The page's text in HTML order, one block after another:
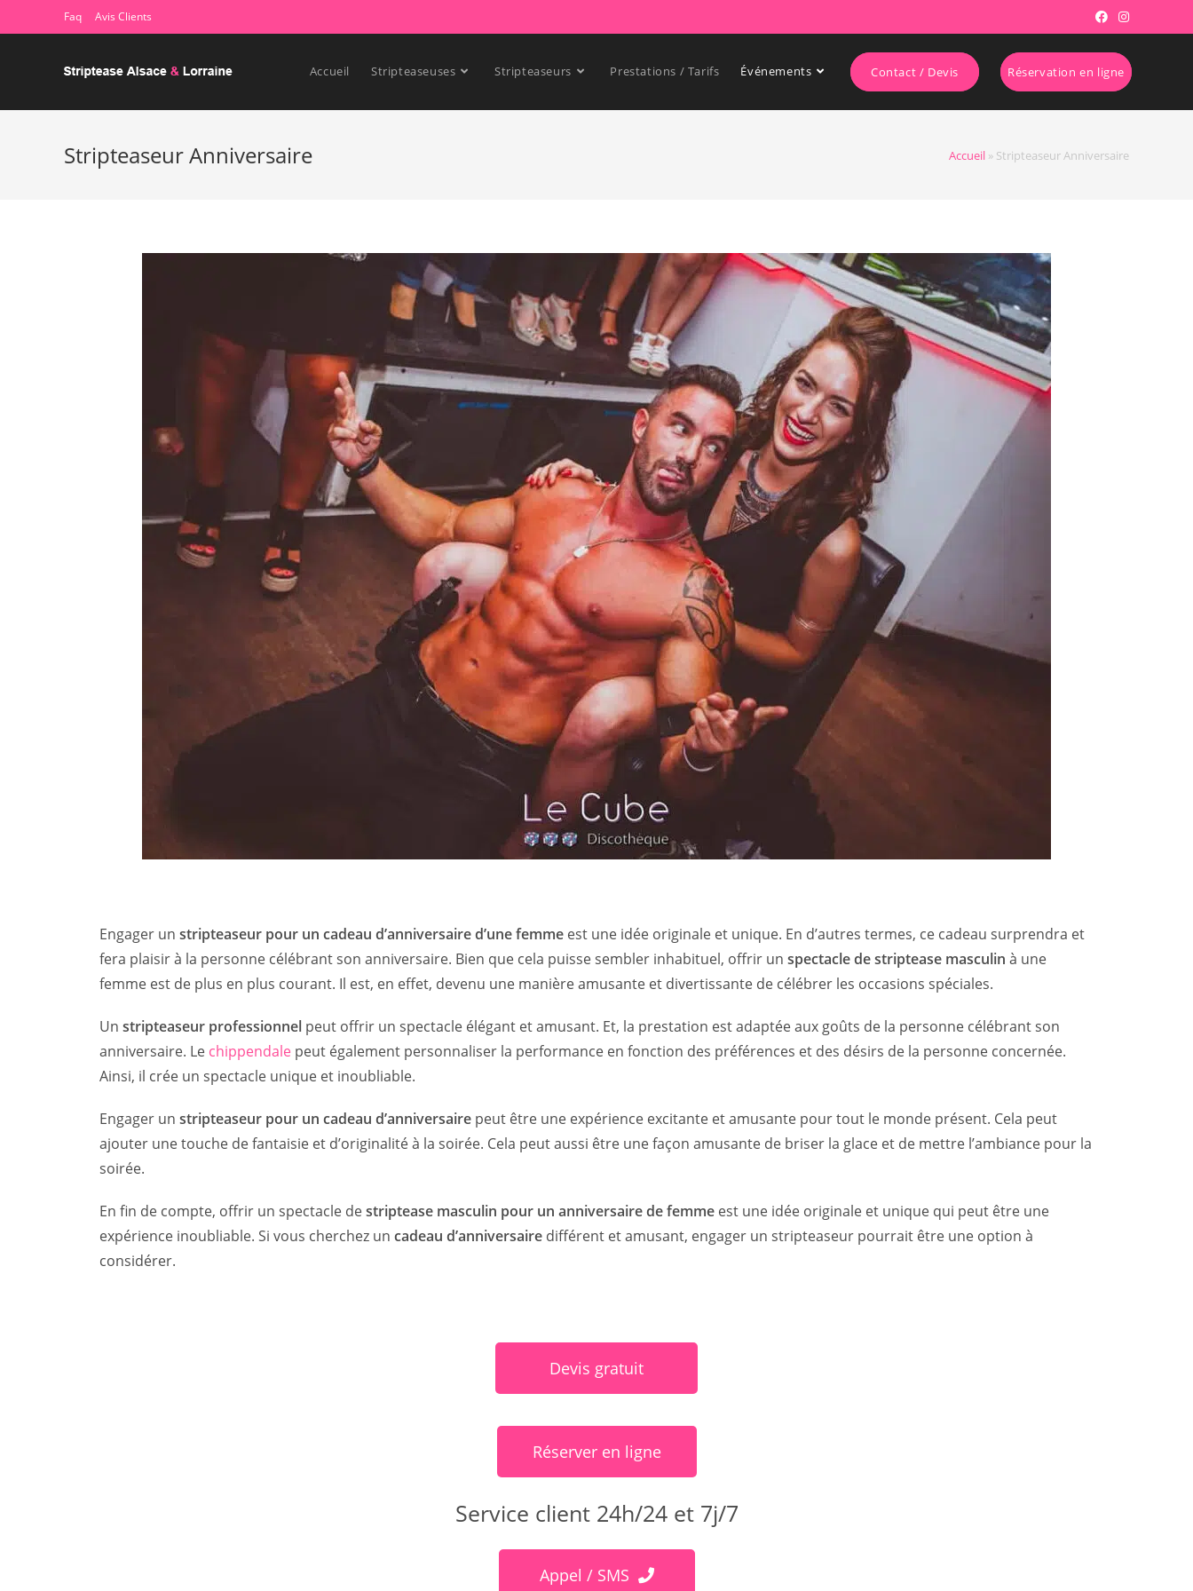
Faq Avis Clients
Accueil Stripteaseuses Stripteaseurs Prestations / Tarifs Événements Contact / Devis Réservation en ligne
Stripteaseur Anniversaire Accueil » Stripteaseur Anniversaire
Engager un stripteaseur pour un cadeau d’anniversaire d’une femme est une idée originale et unique. En d’autres termes, ce cadeau surprendra et
fera plaisir à la personne célébrant son anniversaire. Bien que cela puisse sembler inhabituel, offrir un spectacle de striptease masculin à une
femme est de plus en plus courant. Il est, en effet, devenu une manière amusante et divertissante de célébrer les occasions spéciales.
Un stripteaseur professionnel peut offrir un spectacle élégant et amusant. Et, la prestation est adaptée aux goûts de la personne célébrant son
anniversaire. Le chippendale peut également personnaliser la performance en fonction des préférences et des désirs de la personne concernée.
Ainsi, il crée un spectacle unique et inoubliable.
Engager un stripteaseur pour un cadeau d’anniversaire peut être une expérience excitante et amusante pour tout le monde présent. Cela peut
ajouter une touche de fantaisie et d’originalité à la soirée. Cela peut aussi être une façon amusante de briser la glace et de mettre l’ambiance pour la
soirée.
En fin de compte, offrir un spectacle destriptease masculin pour un anniversaire de femme est une idée originale et unique qui peut être une
expérience inoubliable. Si vous cherchez un cadeau d’anniversaire différent et amusant, engager un stripteaseur pourrait être une option à
considérer.
Devis gratuit
Réserver en ligne
Service client 24h/24 et 7j/7
Appel / SMS